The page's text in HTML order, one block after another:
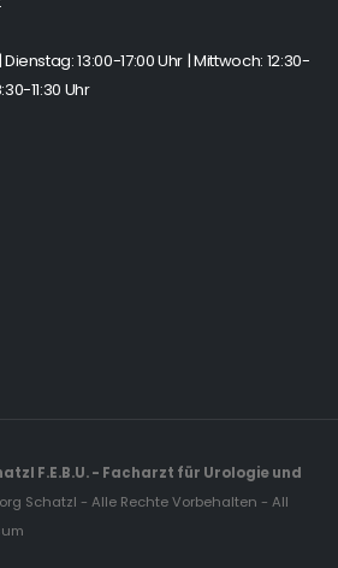
13:00-17:00 Uhr | Mittwoch: 12:30-
11:30 Uhr
F.E.B.U. - Facharzt für Urologie und
Schatzl - Alle Rechte Vorbehalten - All